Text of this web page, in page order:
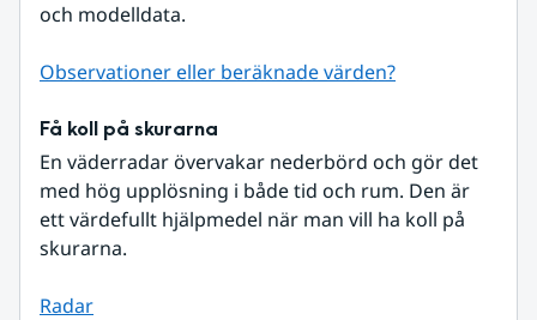
och modelldata.
Observationer eller beräknade värden?
Få koll på skurarna
En väderradar övervakar nederbörd och gör det
med hög upplösning i både tid och rum. Den är
ett värdefullt hjälpmedel när man vill ha koll på
skurarna.
Radar